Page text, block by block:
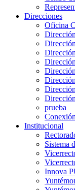
Direcciones
Oficina
prueba
Institucional
Sistema
Innova